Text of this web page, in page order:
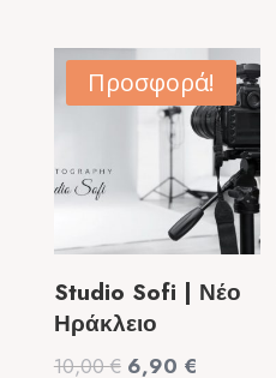
was:
8,00 €.
τιμή
είναι:
5,50 €.
Προσφορά!
Studio Sofi | Νέο
Ηράκλειο
10,00€ Original
6,90 €